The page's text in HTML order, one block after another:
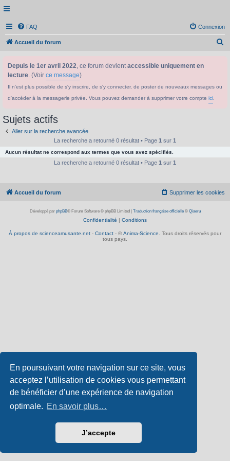
En poursuivant votre navigation sur ce site, vous
acceptez l’utilisation de cookies vous permettant
de bénéficier d’une expérience de navigation
optimale. En savoir plus…
J’accepte
FAQ Connexion
Accueil du forum
Depuis le 1er avril 2022, ce forum devientaccessible uniquement en
lecture. (Voir ce message)
Il n'est plus possible de s'y inscrire, de s'y connecter, de poster de nouveaux messages ou
d'accéder à la messagerie privée. Vous pouvez demander à supprimer votre compte ici
Sujets actifs
Aller sur la recherche avancée
La recherche a retourné 0 résultat • Page 1 sur 1
Aucun résultat ne correspond aux termes que vous avez spécifiés.
La recherche a retourné 0 résultat • Page 1 sur 1
Accueil du forum Supprimer les cookies
Développé par phpBB® Forum Software © phpBB Limited Traduction française officielle© Qiaeru
Confidentialité | Conditions
À propos de scienceamusante.net - Contact - © Anima-Science. Tous droits réservés pour
tous pays.